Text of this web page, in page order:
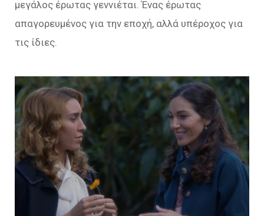
μεγάλος έρωτας γεννιέται. Ένας έρωτας
απαγορευμένος για την εποχή, αλλά υπέροχος για
τις ίδιες.